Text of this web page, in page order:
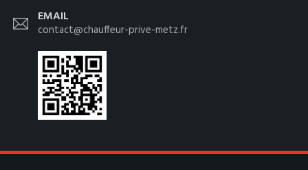
EMAIL
contact@chauffeur-prive-metz.fr